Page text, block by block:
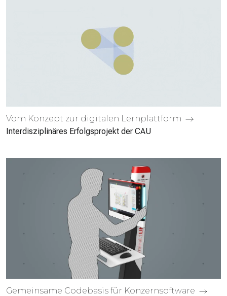
Vom Konzept zur digitalen Lern­plattform
Interdisziplinäres Erfolgsprojekt der CAU
Gemeinsame Code­basis für Konzern­software